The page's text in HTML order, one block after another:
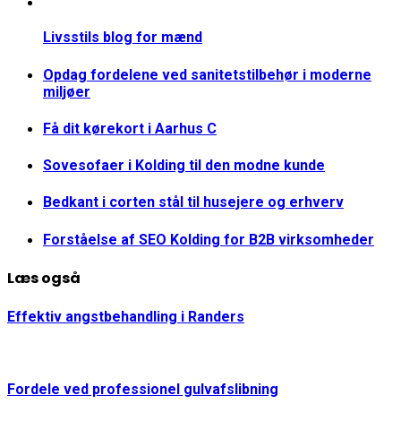
Livsstils blog for mænd
Opdag fordelene ved sanitetstilbehør i moderne
miljøer
Få dit kørekort i Aarhus C
Sovesofaer i Kolding til den modne kunde
Bedkant i corten stål til husejere og erhverv
Forståelse af SEO Kolding for B2B virksomheder
Læs også
Effektiv angstbehandling i Randers
Fordele ved professionel gulvafslibning